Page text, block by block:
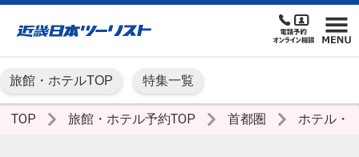
旅館・ホテルTOP 特集一覧
TOP 旅館・ホテル予約TOP 首都圏 ホテル・